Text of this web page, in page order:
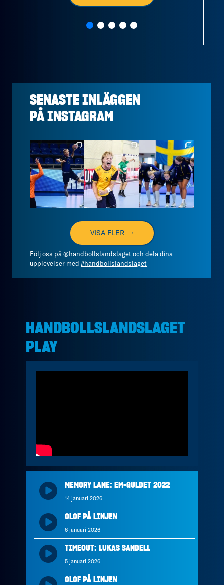
SENASTE INLÄGGEN
PÅINSTAGRAM
handbollslandslaget
Aug 9
handbollslandslaget
Aug 7
handbollslandslaget
Aug 7
VISA FLER →
Följ oss på @handbollslandslagetoch dela dina
upplevelser med #handbollslandslaget
HANDBOLLSLANDSLAGET
PLAY
MEMORY LANE: EM-GULDET 2022
14 januari 2026
OLOF PÅ LINJEN
6 januari 2026
TIMEOUT: LUKAS SANDELL
5 januari 2026
OLOF PÅ LINJEN